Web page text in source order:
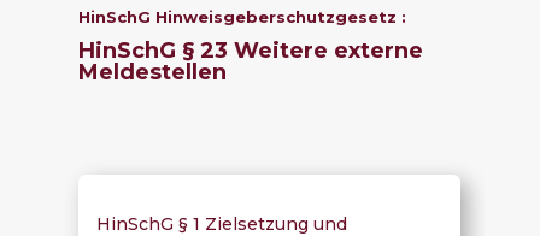
HinSchG Hinweisgeberschutzgesetz :
HinSchG § 23 Weitere externe
Meldestellen
HinSchG § 1 Zielsetzung und